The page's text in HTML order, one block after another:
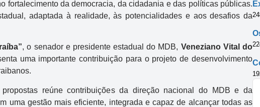
fortalecimento da democracia, da cidadania e das políticas públicas.
adaptada à realidade, às potencialidades e aos desafios da
, o senador e presidente estadual do MDB, Veneziano Vital do
uma importante contribuição para o projeto de desenvolvimento
reúne contribuições da direção nacional do MDB e da
uma gestão mais eficiente, integrada e capaz de alcançar todas as